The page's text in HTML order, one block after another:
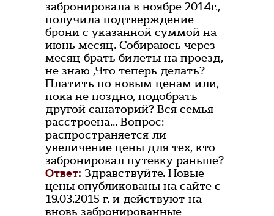
забронировала в ноябре 2014г.,
получила подтверждение
брони с указанной суммой на
июнь месяц. Собираюсь через
месяц брать билеты на проезд,
не знаю ,Что теперь делать?
Платить по новым ценам или,
пока не поздно, подобрать
другой санаторий? Вся семья
расстроена... Вопрос:
распространяется ли
увеличение цены для тех, кто
забронировал путевку раньше?
Ответ: Здравствуйте. Новые
цены опубликованы на сайте с
19.03.2015 г. и действуют на
вновь забронированные